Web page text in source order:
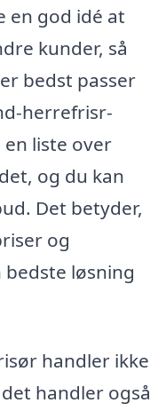
en god idé at
kunder, så
bedst passer
herrefrisr-
liste over
og du kan
Det betyder,
og
løsning
handler ikke
handler også